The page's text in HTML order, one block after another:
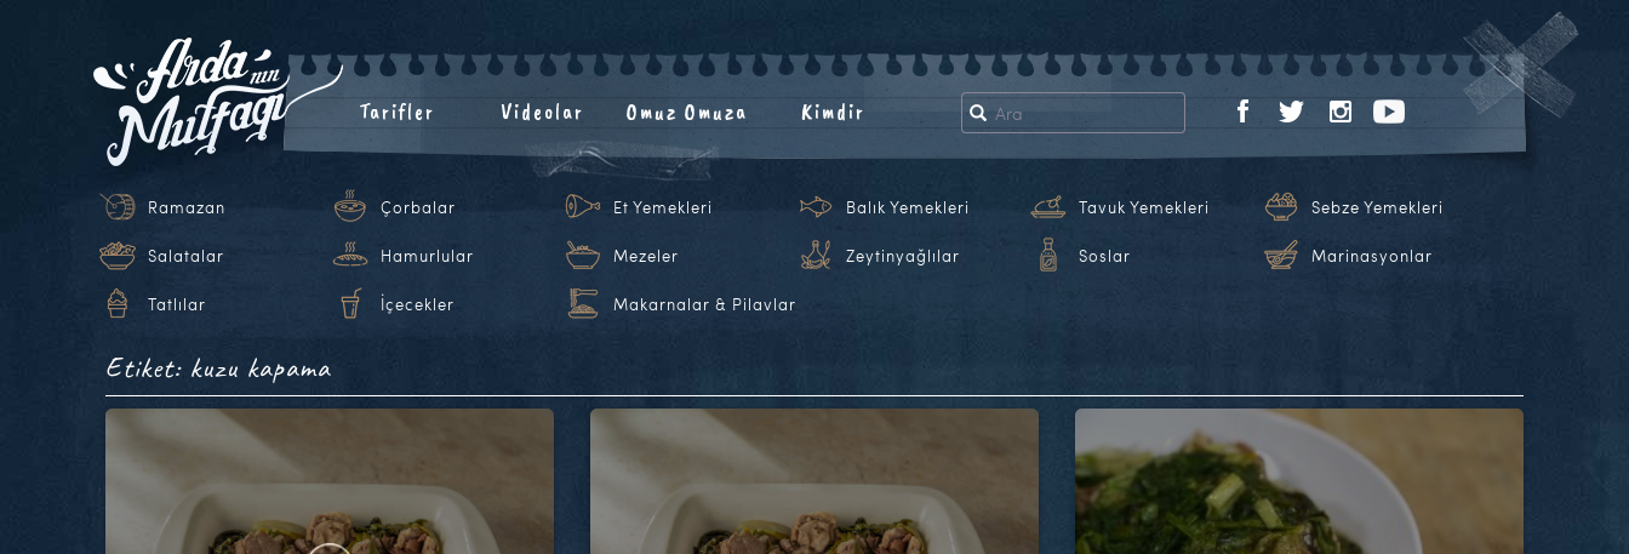
Tarifler Videolar Omuz Omuza Kimdir
Ramazan Çorbalar Et Yemekleri Balık Yemekleri Tavuk Yemekleri Sebze Yemekleri
Salatalar Hamurlular Mezeler Zeytinyağlılar Soslar Marinasyonlar
Tatlılar İçecekler Makarnalar & Pilavlar
Etiket: kuzu kapama